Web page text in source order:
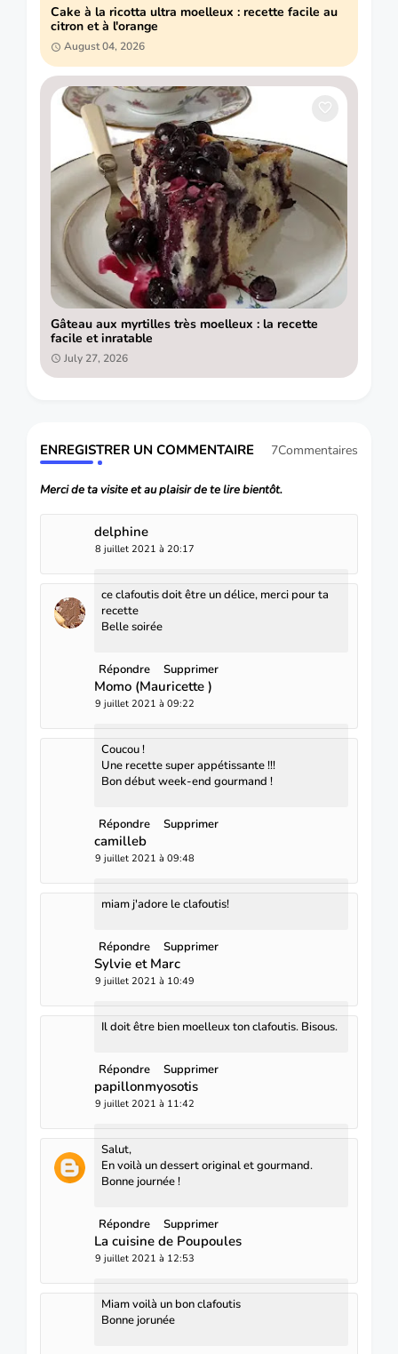
Cake à la ricotta ultra moelleux : recette facile au
citron et à l'orange
August 04, 2026
Gâteau aux myrtilles très moelleux : la recette
facile et inratable
July 27, 2026
ENREGISTRER UN COMMENTAIRE 7Commentaires
Merci de ta visite et au plaisir de te lire bientôt.
delphine
8 juillet 2021 à 20:17
ce clafoutis doit être un délice, merci pour ta
recette
Belle soirée
Répondre Supprimer
Momo (Mauricette )
9 juillet 2021 à 09:22
Coucou !
Une recette super appétissante !!!
Bon début week-end gourmand !
Répondre Supprimer
camilleb
9 juillet 2021 à 09:48
miam j'adore le clafoutis!
Répondre Supprimer
Sylvie et Marc
9 juillet 2021 à 10:49
Il doit être bien moelleux ton clafoutis. Bisous.
Répondre Supprimer
papillonmyosotis
9 juillet 2021 à 11:42
Salut,
En voilà un dessert original et gourmand.
Bonne journée !
Répondre Supprimer
La cuisine de Poupoules
9 juillet 2021 à 12:53
Miam voilà un bon clafoutis
Bonne jorunée